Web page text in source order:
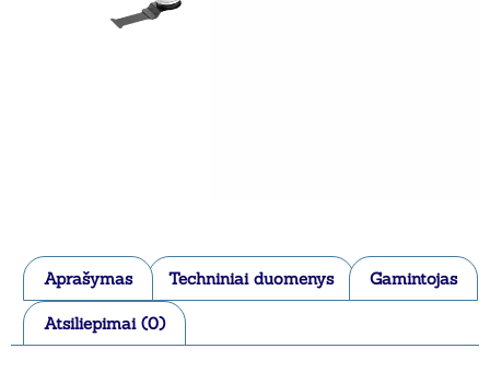
Aprašymas Techniniai duomenys Gamintojas
Atsiliepimai (0)